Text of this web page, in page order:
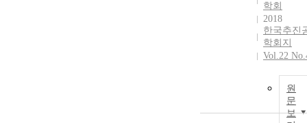
학회
2018
한국추진
학회지
Vol.22
원
문
보